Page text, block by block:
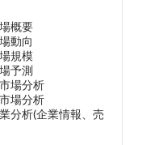
概要
動向
規模
予測
場分析
場分析
分析(企業情報、売